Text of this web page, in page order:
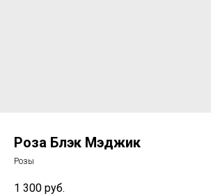
Роза Блэк Мэджик
Розы
1 300 руб.